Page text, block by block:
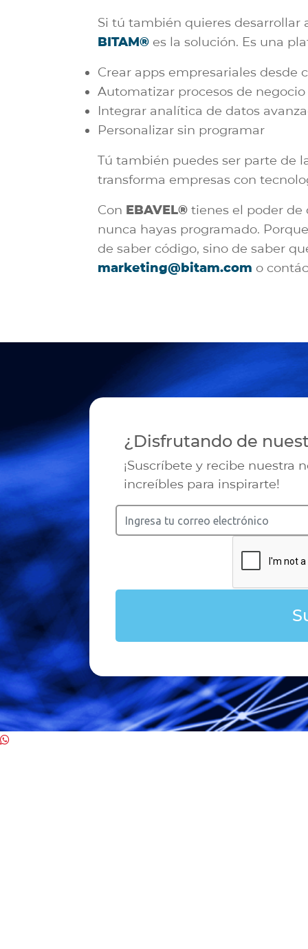
Si tú también quieres
BITAM® es la solución. Es una
Crear apps empresariales desde
Automatizar procesos de negocio
Integrar analítica de datos
Personalizar sin programar
Tú también puedes ser parte de
transforma empresas con
Con EBAVEL® tienes el poder de
nunca hayas programado.
de saber código, sino de saber
marketing@bitam.com o
¿Disfrutando de
¡Suscríbete y recibe nuestra
increíbles para inspirarte!